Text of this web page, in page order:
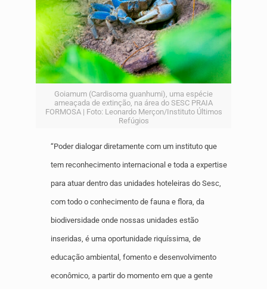
Goiamum (Cardisoma guanhumi), uma espécie
ameaçada de extinção, na área do SESC PRAIA
FORMOSA | Foto: Leonardo Merçon/Instituto Últimos
Refúgios
“Poder dialogar diretamente com um instituto que
tem reconhecimento internacional e toda a expertise
para atuar dentro das unidades hoteleiras do Sesc,
com todo o conhecimento de fauna e flora, da
biodiversidade onde nossas unidades estão
inseridas, é uma oportunidade riquíssima, de
educação ambiental, fomento e desenvolvimento
econômico, a partir do momento em que a gente